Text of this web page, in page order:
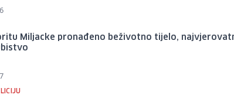
Miljacke pronađeno beživotno tijelo,